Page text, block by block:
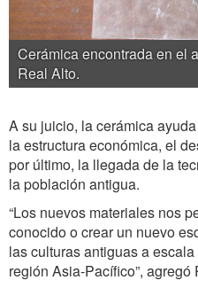
Cerámica encontrada en el
Real Alto.
A su juicio, la cerámica
la estructura económica, el
por último, la llegada de la
la población antigua.
“Los nuevos materiales nos
conocido o crear un nuevo
las culturas antiguas a
región Asia-Pacífico”, agregó